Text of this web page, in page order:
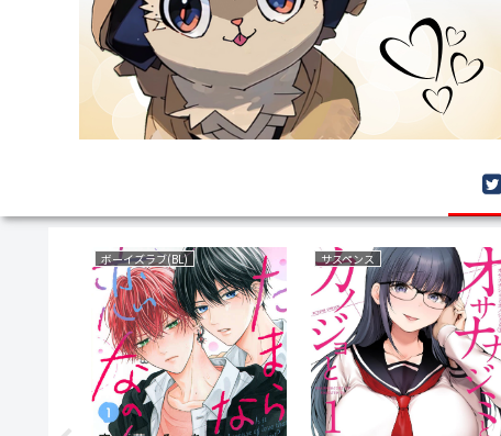
ファンタジー サバイバルホラー